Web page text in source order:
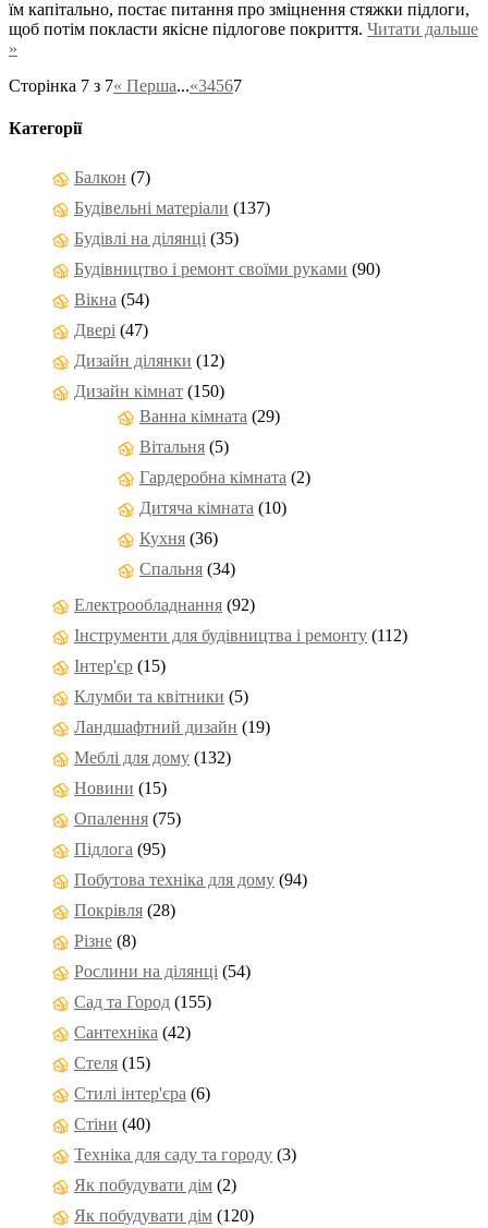
їм капітально, постає питання про зміцнення стяжки підлоги,
щоб потім покласти якісне підлогове покриття. Читати дальше
»
Сторінка 7 з 7« Перша...«34567
Категорії
Балкон (7)
Будівельні матеріали (137)
Будівлі на ділянці (35)
Будівництво і ремонт своїми руками (90)
Вікна (54)
Двері (47)
Дизайн ділянки (12)
Дизайн кімнат (150)
Ванна кімната (29)
Вітальня (5)
Гардеробна кімната (2)
Дитяча кімната (10)
Кухня (36)
Спальня (34)
Електрообладнання (92)
Інструменти для будівництва і ремонту (112)
Інтер'єр (15)
Клумби та квітники (5)
Ландшафтний дизайн (19)
Меблі для дому (132)
Новини (15)
Опалення (75)
Підлога (95)
Побутова техніка для дому (94)
Покрівля (28)
Різне (8)
Рослини на ділянці (54)
Сад та Город (155)
Сантехніка (42)
Стеля (15)
Стилі інтер'єра (6)
Стіни (40)
Техніка для саду та городу (3)
Як побудувати дім (2)
Як побудувати дім (120)